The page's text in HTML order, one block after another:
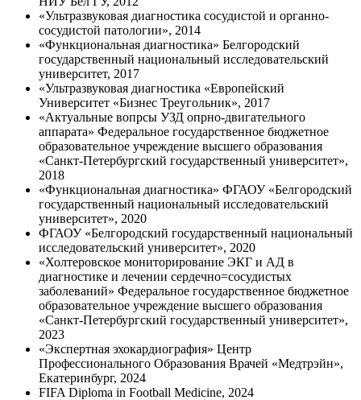
«Ультразвуковая диагностика сосудистой и органно-
сосудистой патологии», 2014
«Функциональная диагностика» Белгородский
государственный национальный исследовательский
университет, 2017
«Ультразвуковая диагностика «Европейский
Университет «Бизнес Треугольник», 2017
«Актуальные вопрсы УЗД опрно-двигательного
аппарата» Федеральное государственное бюджетное
образовательное учреждение высшего образования
«Санкт-Петербургский государственный университет»,
2018
«Функциональная диагностика» ФГАОУ «Белгородский
государственный национальный исследовательский
университет», 2020
ФГАОУ «Белгородский государственный национальный
исследовательский университет», 2020
«Холтеровское мониторирование ЭКГ и АД в
диагностике и лечении сердечно=сосудистых
заболеваний» Федеральное государственное бюджетное
образовательное учреждение высшего образования
«Санкт-Петербургский государственный университет»,
2023
«Экспертная эхокардиография» Центр
Профессионального Образования Врачей «Медтрэйн»,
Екатеринбург, 2024
FIFA Diploma in Football Medicine, 2024